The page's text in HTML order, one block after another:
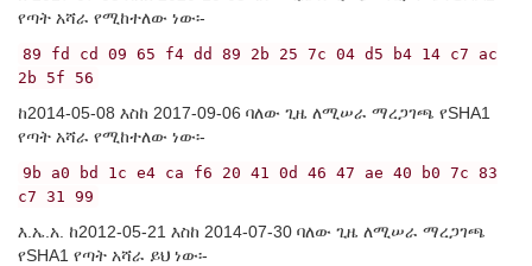
የጣት አሻራ የሚከተለው ነው፡-
89 fd cd 09 65 f4 dd 89 2b 25 7c 04 d5 b4 14 c7 ac
2b 5f 56
ከ2014-05-08 እስከ 2017-09-06 ባለው ጊዜ ለሚሠራ ማረጋገጫ የSHA1
የጣት አሻራ የሚከተለው ነው፡-
9b a0 bd 1c e4 ca f6 20 41 0d 46 47 ae 40 b0 7c 83
c7 31 99
እ.ኤ.አ. ከ2012-05-21 እስከ 2014-07-30 ባለው ጊዜ ለሚሠራ ማረጋገጫ
የSHA1 የጣት አሻራ ይህ ነው፡-